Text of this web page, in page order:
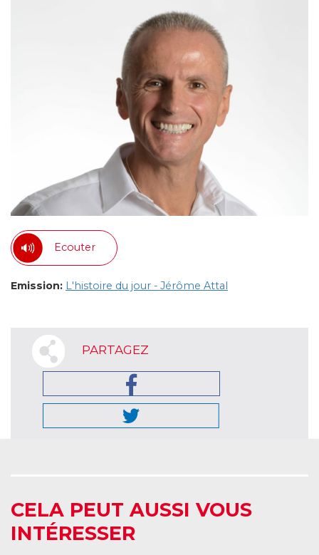
Ecouter
Emission: L'histoire du jour - Jérôme Attal
PARTAGEZ
CELA PEUT AUSSI VOUS
INTÉRESSER